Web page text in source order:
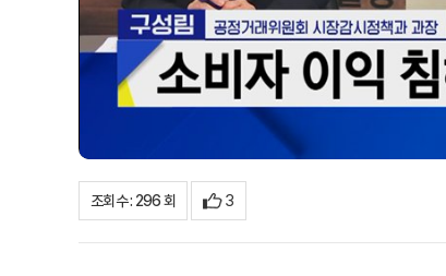
조회수 : 296 회 3